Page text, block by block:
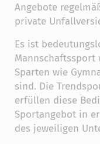
Angebote
private
Es ist
Sparten wie
sind. Die
erfüllen diese
Sportangebot in
des jeweiligen